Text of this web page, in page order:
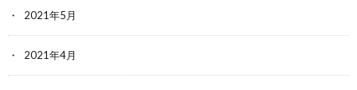
2021年5月
2021年4月